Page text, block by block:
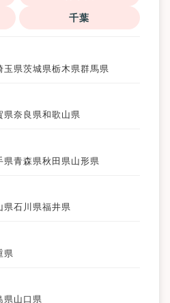
千葉
玉県茨城県栃木県群馬県
県奈良県和歌山県
県青森県秋田県 山形県
県石川県福井県
県
県山口県